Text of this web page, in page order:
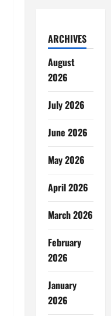
ARCHIVES
August
2026
July 2026
June 2026
May 2026
April 2026
March 2026
February
2026
January
2026